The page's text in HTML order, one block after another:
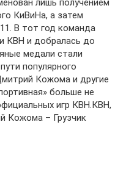
лишь получением
КиВиНа, а затем
В тот год команда
КВН и добралась до
медали стали
популярного
Кожома и другие
больше не
игр КВН.КВН,
Кожома – Грузчик